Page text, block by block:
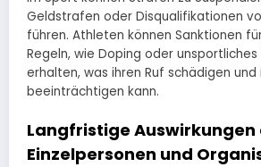
Geldstrafen oder Disqualifikationen
führen. Athleten können Sanktionen
Regeln, wie Doping oder
erhalten, was ihren Ruf schädigen und
beeinträchtigen kann.
Langfristige Auswirkungen
Einzelpersonen und